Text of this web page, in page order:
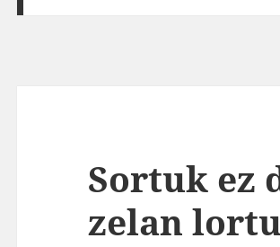
Sortuk ez
zelan lortu